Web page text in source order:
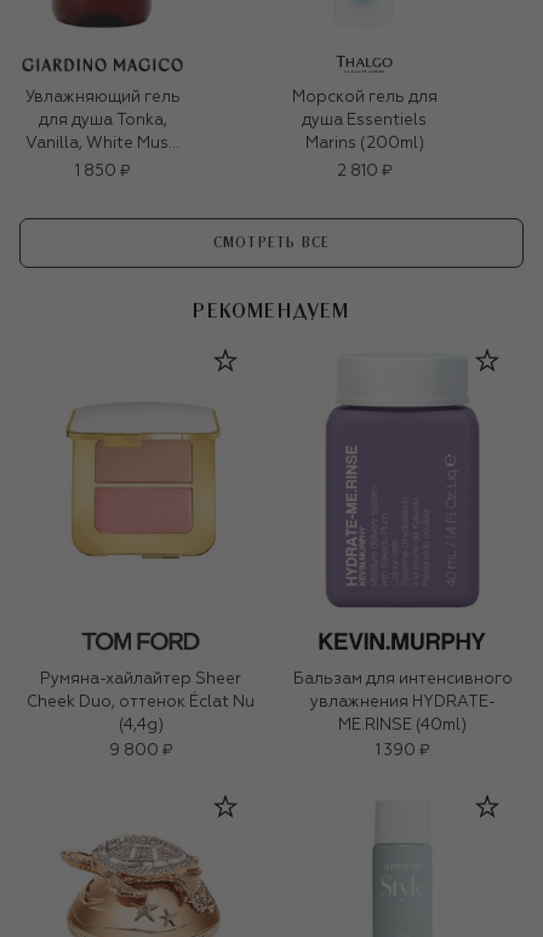
Увлажняющий гель
для душа Tonka,
Vanilla, White Musk,
… (250ml)
1 850 ₽
Морской гель для
душа Essentiels
Marins (200ml)
2 810 ₽
СМОТРЕТЬ ВСЕ
РЕКОМЕНДУЕМ
Румяна-хайлайтер Sheer
Cheek Duo, оттенок Éclat Nu
(4,4g)
9 800 ₽
Бальзам для интенсивного
увлажнения HYDRATE-
ME.RINSE (40ml)
1 390 ₽